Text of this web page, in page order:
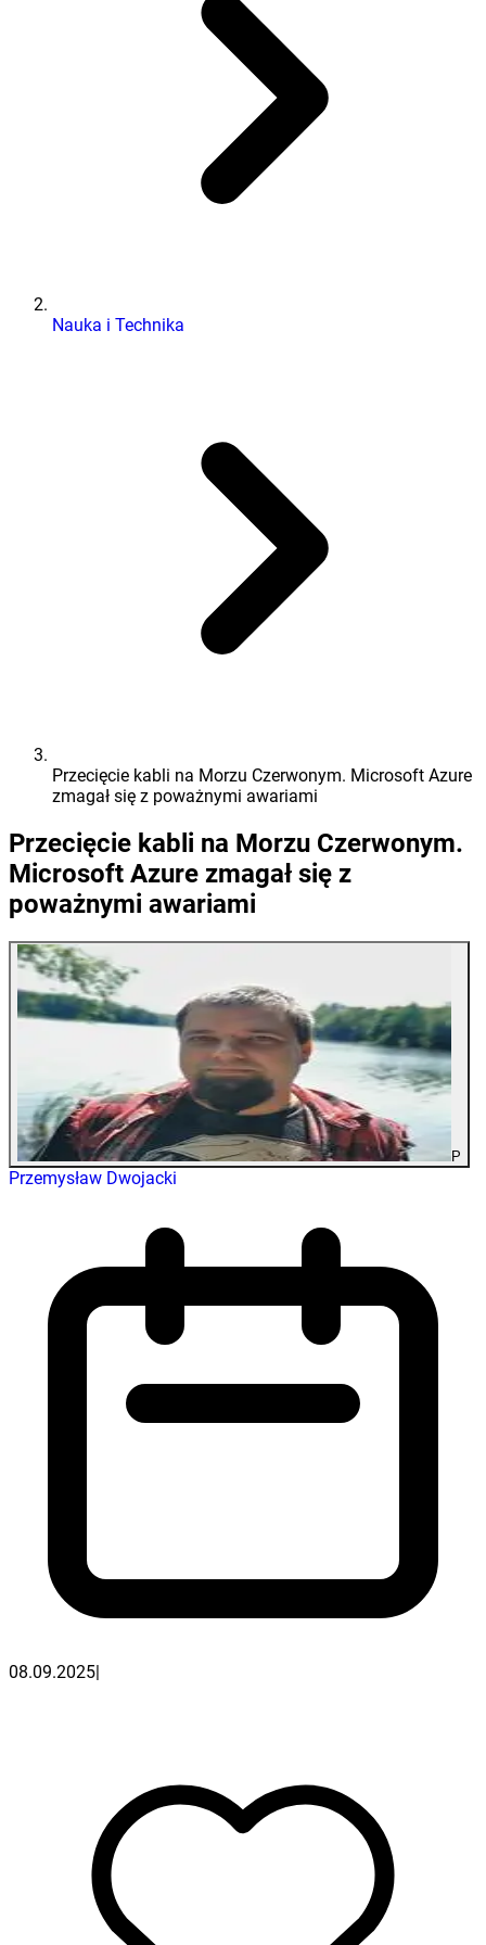
Nauka i Technika
Przecięcie kabli na Morzu Czerwonym. Microsoft Azure
zmagał się z poważnymi awariami
Przecięcie kabli na Morzu Czerwonym.
Microsoft Azure zmagał się z
poważnymi awariami
P
Przemysław Dwojacki
08.09.2025|